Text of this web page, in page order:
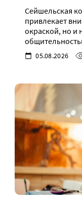
Сейшельская
привлекает
окраской, но и
05.08.2026